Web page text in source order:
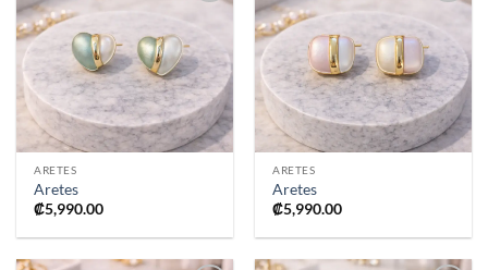
lista de
deseos
ARETES
Aretes
₡5,990.00
lista de
deseos
ARETES
Aretes
₡5,990.00